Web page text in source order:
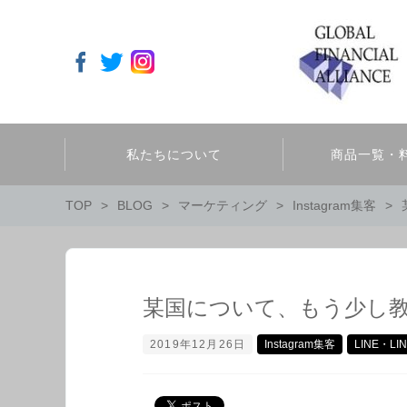
私たちについて 商品一覧・
TOP BLOG マーケティング Instagram集客
某国について、もう少し
2019年12月26日 Instagram集客 LINE・